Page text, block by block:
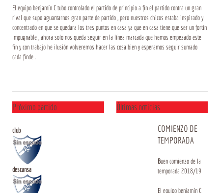
El equipo benjamín C tubo controlado el partido de principio a fin el partido contra un gran
rival que supo aguantarnos gran parte de partido , pero nuestros chicos estaba inspirado y
concentrado en que se quedara los tres puntos en casa ya que en casa tiene que ser un fortín
impugnable , ahora solo nos queda seguir en la línea marcada que hemos empezado este
fin y con trabajo he ilusión volveremos hacer las cosa bien y esperamos seguir sumado
cada finde .
Próximo partido
club
descansa
Últimas noticias
COMIENZO DE
TEMPORADA
Buen comienzo de la
temporada 2018/19
El equipo benjamín C